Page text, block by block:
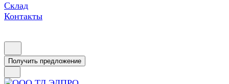
Склад
Контакты
Получить предложение